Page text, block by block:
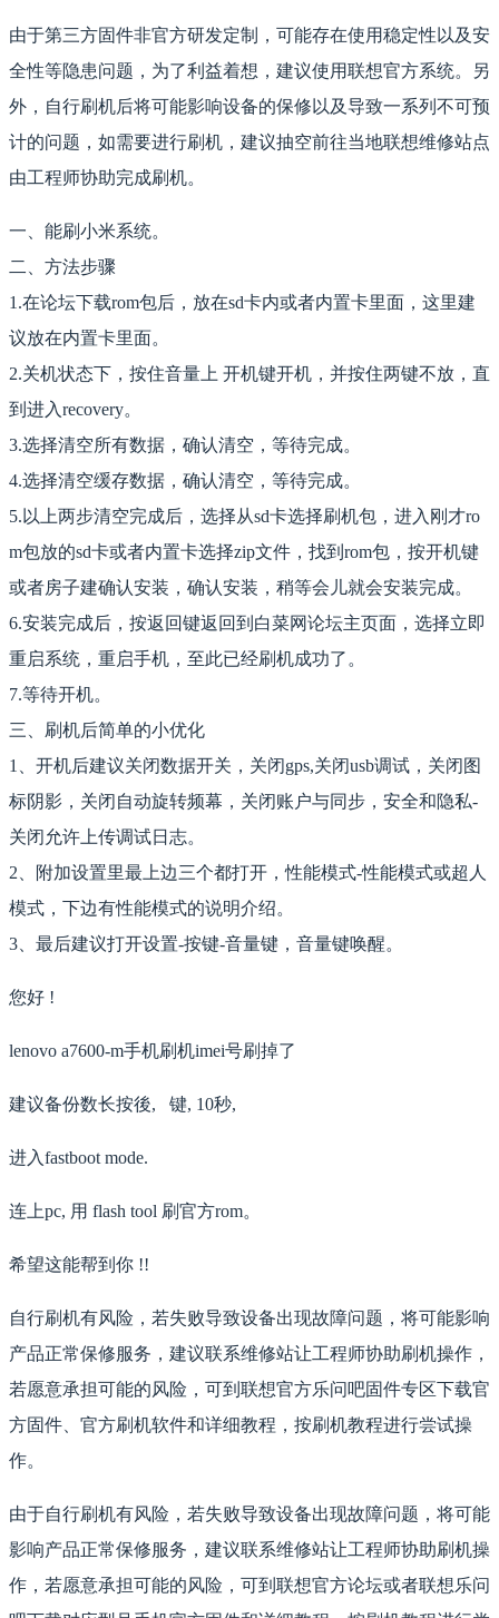
由于第三方固件非官方研发定制，可能存在使用稳定性以及安
全性等隐患问题，为了利益着想，建议使用联想官方系统。另
外，自行刷机后将可能影响设备的保修以及导致一系列不可预
计的问题，如需要进行刷机，建议抽空前往当地联想维修站点
由工程师协助完成刷机。
一、能刷小米系统。
二、方法步骤
1.在论坛下载rom包后，放在sd卡内或者内置卡里面，这里建
议放在内置卡里面。
2.关机状态下，按住音量上 开机键开机，并按住两键不放，直
到进入recovery。
3.选择清空所有数据，确认清空，等待完成。
4.选择清空缓存数据，确认清空，等待完成。
5.以上两步清空完成后，选择从sd卡选择刷机包，进入刚才ro
m包放的sd卡或者内置卡选择zip文件，找到rom包，按开机键
或者房子建确认安装，确认安装，稍等会儿就会安装完成。
6.安装完成后，按返回键返回到白菜网论坛主页面，选择立即
重启系统，重启手机，至此已经刷机成功了。
7.等待开机。
三、刷机后简单的小优化
1、开机后建议关闭数据开关，关闭gps,关闭usb调试，关闭图
标阴影，关闭自动旋转频幕，关闭账户与同步，安全和隐私-
关闭允许上传调试日志。
2、附加设置里最上边三个都打开，性能模式-性能模式或超人
模式，下边有性能模式的说明介绍。
3、最后建议打开设置-按键-音量键，音量键唤醒。
您好 !
lenovo a7600-m手机刷机imei号刷掉了
建议备份数长按後, 键, 10秒,
进入fastboot mode.
连上pc, 用 flash tool 刷官方rom。
希望这能帮到你 !!
自行刷机有风险，若失败导致设备出现故障问题，将可能影响
产品正常保修服务，建议联系维修站让工程师协助刷机操作，
若愿意承担可能的风险，可到联想官方乐问吧固件专区下载官
方固件、官方刷机软件和详细教程，按刷机教程进行尝试操
作。
由于自行刷机有风险，若失败导致设备出现故障问题，将可能
影响产品正常保修服务，建议联系维修站让工程师协助刷机操
作，若愿意承担可能的风险，可到联想官方论坛或者联想乐问